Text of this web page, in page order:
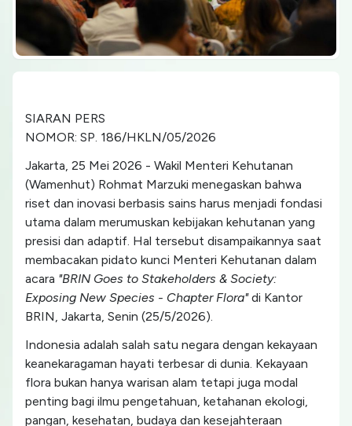
SIARAN PERS
NOMOR: SP. 186/HKLN/05/2026
Jakarta, 25 Mei 2026 - Wakil Menteri Kehutanan
(Wamenhut) Rohmat Marzuki menegaskan bahwa
riset dan inovasi berbasis sains harus menjadi fondasi
utama dalam merumuskan kebijakan kehutanan yang
presisi dan adaptif. Hal tersebut disampaikannya saat
membacakan pidato kunci Menteri Kehutanan dalam
acara "BRIN Goes to Stakeholders & Society:
Exposing New Species - Chapter Flora"di Kantor
BRIN, Jakarta, Senin (25/5/2026).
Indonesia adalah salah satu negara dengan kekayaan
keanekaragaman hayati terbesar di dunia. Kekayaan
flora bukan hanya warisan alam tetapi juga modal
penting bagi ilmu pengetahuan, ketahanan ekologi,
pangan, kesehatan, budaya dan kesejahteraan